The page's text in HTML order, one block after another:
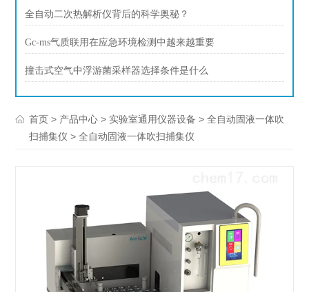
全自动二次热解析仪背后的科学奥秘？
Gc-ms气质联用在应急环境检测中越来越重要
撞击式空气中浮游菌采样器选择条件是什么
首页 > 产品中心 > 实验室通用仪器设备 >全自动固液一体吹
扫捕集仪 > 全自动固液一体吹扫捕集仪